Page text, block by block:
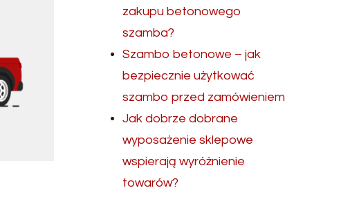
zakupu betonowego
szamba?
Szambo betonowe – jak
bezpiecznie użytkować
szambo przed zamówieniem
Jak dobrze dobrane
wyposażenie sklepowe
wspierają wyróżnienie
towarów?